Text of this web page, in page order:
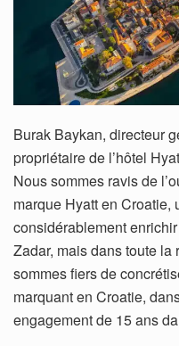
Burak Baykan, directeur
propriétaire de l’hôtel
Nous sommes ravis de
marque Hyatt en Croatie,
considérablement
Zadar, mais dans toute
sommes fiers de
marquant en Croatie,
engagement de 15 ans